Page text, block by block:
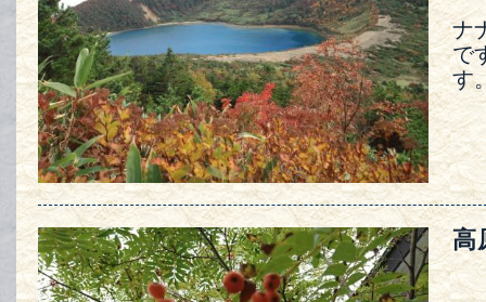
ナ
で
す
高